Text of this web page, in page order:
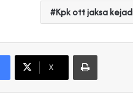
Kpk ott jaksa
X
Print